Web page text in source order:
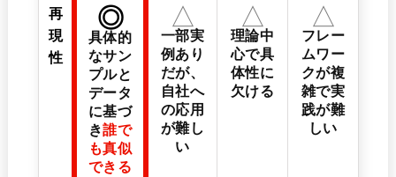
再
現
性
◎
具体的
なサン
プルと
データ
に基づ
き誰で
も真似
できる
△
一部実
例あり
だが、
自社へ
の応用
が難し
い
△
理論中
心で具
体性に
欠ける
△
フレー
ムワー
クが複
雑で実
践が難
しい